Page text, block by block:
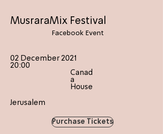
MusraraMix Festival
Facebook Event
02 December 2021
20:00
Canad
a
House
Jerusalem
Purchase Tickets